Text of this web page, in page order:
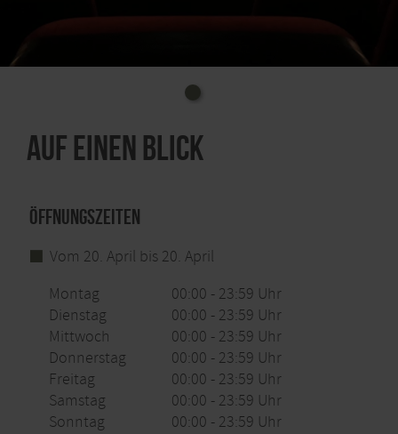
Auf einen Blick
Öffnungszeiten
Vom 20. April bis 20. April
Montag
00:00 - 23:59 Uhr
Dienstag
00:00 - 23:59 Uhr
Mittwoch
00:00 - 23:59 Uhr
Donnerstag
00:00 - 23:59 Uhr
Freitag
00:00 - 23:59 Uhr
Samstag
00:00 - 23:59 Uhr
Sonntag
00:00 - 23:59 Uhr